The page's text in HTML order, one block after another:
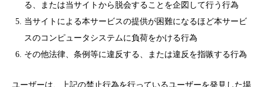
る、または当サイトから脱会することを企図して行う行為
当サイトによる本サービスの提供が困難になるほど本サービ
スのコンピュータシステムに負荷をかける行為
その他法律、条例等に違反する、または違反を指嗾する行為
ユーザーは、上記の禁止行為を行っているユーザーを発見した場